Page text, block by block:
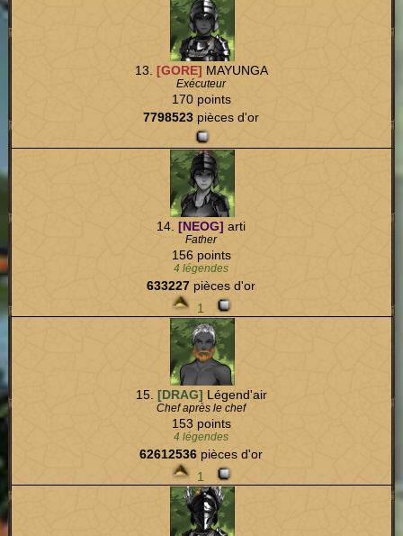
13. [GORE] MAYUNGA
Exécuteur
170 points
7798523 pièces d'or
14.[NEOG] arti
Father
156 points
4 légendes
633227 pièces d'or
1
15. [DRAG] Légend'air
Chef après le chef
153 points
4 légendes
62612536 pièces d'or
1